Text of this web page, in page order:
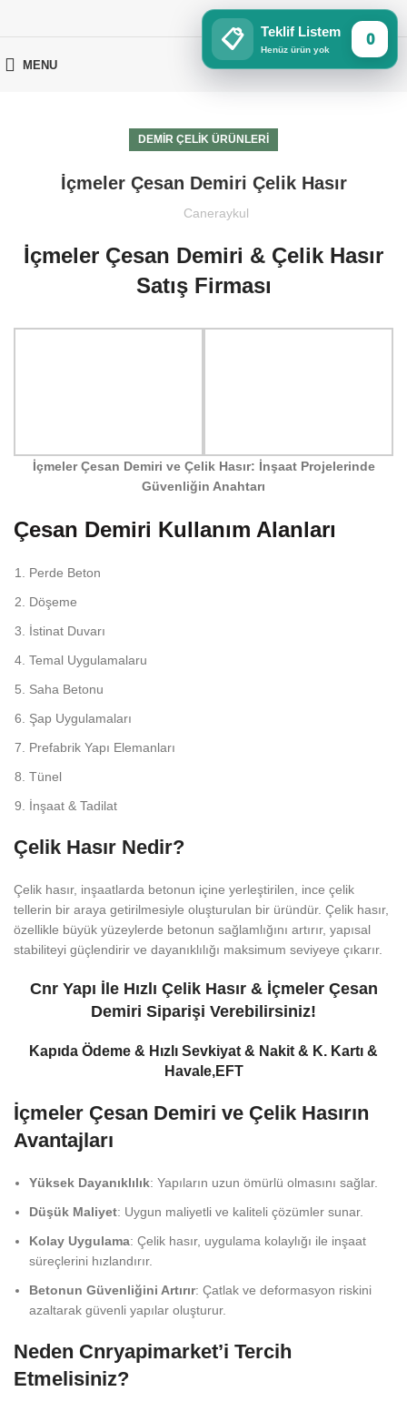
MENU
DEMIR ÇELIK ÜRÜNLERI
İçmeler Çesan Demiri Çelik Hasır
Caneraykul
İçmeler Çesan Demiri & Çelik Hasır
Satış Firması
İçmeler Çesan Demiri ve Çelik Hasır: İnşaat Projelerinde
Güvenliğin Anahtarı
Çesan Demiri Kullanım Alanları
Perde Beton
Döşeme
İstinat Duvarı
Temal Uygulamalaru
Saha Betonu
Şap Uygulamaları
Prefabrik Yapı Elemanları
Tünel
İnşaat & Tadilat
Çelik Hasır Nedir?
Çelik hasır, inşaatlarda betonun içine yerleştirilen, ince çelik
tellerin bir araya getirilmesiyle oluşturulan bir üründür. Çelik hasır,
özellikle büyük yüzeylerde betonun sağlamlığını artırır, yapısal
stabiliteyi güçlendirir ve dayanıklılığı maksimum seviyeye çıkarır.
Cnr Yapı İle Hızlı Çelik Hasır & İçmeler Çesan
Demiri Siparişi Verebilirsiniz!
Kapıda Ödeme & Hızlı Sevkiyat & Nakit & K. Kartı &
Havale,EFT
İçmeler Çesan Demiri ve Çelik Hasırın
Avantajları
Yüksek Dayanıklılık: Yapıların uzun ömürlü olmasını sağlar.
Düşük Maliyet: Uygun maliyetli ve kaliteli çözümler sunar.
Kolay Uygulama: Çelik hasır, uygulama kolaylığı ile inşaat
süreçlerini hızlandırır.
Betonun Güvenliğini Artırır: Çatlak ve deformasyon riskini
azaltarak güvenli yapılar oluşturur.
Neden Cnryapimarket’i Tercih
Etmelisiniz?
📋 Teklif Listem
Henüz ürün yok
0